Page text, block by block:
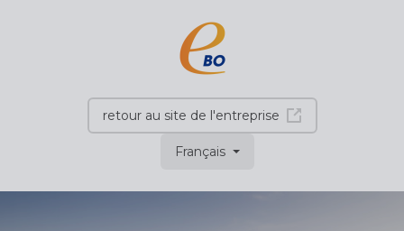
retour au site de l'entreprise
Français